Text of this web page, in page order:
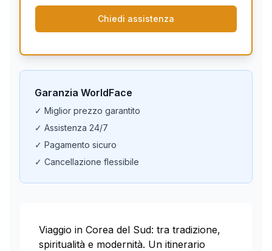
Viaggio in Corea del Sud: tra tradizione,
spiritualità e modernità. Un itinerario
Chiedi assistenza
Garanzia WorldFace
✓ Miglior prezzo garantito
✓ Assistenza 24/7
✓ Pagamento sicuro
✓ Cancellazione flessibile